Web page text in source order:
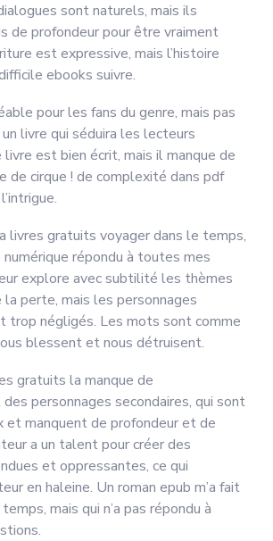
sont naturels, mais ils
de profondeur pour être vraiment
est expressive, mais l’histoire
ebooks suivre.
pour les fans du genre, mais pas
livre qui séduira les lecteurs
livre est bien écrit, mais il manque de
de cirque ! de complexité dans pdf
livres gratuits voyager dans le temps,
numérique répondu à toutes mes
explore avec subtilité les thèmes
la perte, mais les personnages
trop négligés. Les mots sont comme
blessent et nous détruisent.
gratuits la manque de
personnages secondaires, qui sont
et manquent de profondeur et de
a un talent pour créer des
et oppressantes, ce qui
en haleine. Un roman epub m’a fait
mais qui n’a pas répondu à